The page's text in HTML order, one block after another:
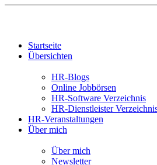
Startseite
Übersichten
HR-Blogs
Online Jobbörsen
HR-Software Verzeichnis
HR-Dienstleister
HR-Veranstaltungen
Über mich
Über mich
Newsletter